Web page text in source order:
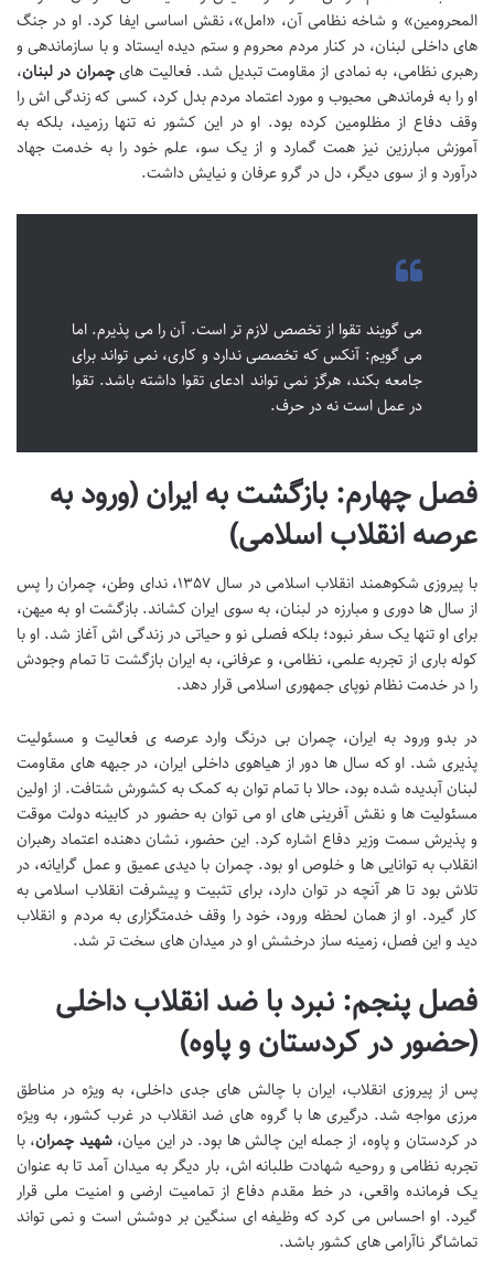
المحرومین» و شاخه نظامی آن، «امل»، نقش اساسی ایفا کرد. او در جنگ
های داخلی لبنان، در کنار مردم محروم و ستم دیده ایستاد و با سازماندهی و
رهبری نظامی، به نمادی از مقاومت تبدیل شد. فعالیت هایچمران در لبنان،
او را به فرماندهی محبوب و مورد اعتماد مردم بدل کرد، کسی که زندگی اش را
وقف دفاع از مظلومین کرده بود. او در این کشور نه تنها رزمید، بلکه به
آموزش مبارزین نیز همت گمارد و از یک سو، علم خود را به خدمت جهاد
درآورد و از سوی دیگر، دل در گرو عرفان و نیایش داشت.
می گویند تقوا از تخصص لازم تر است. آن را می پذیرم. اما
می گویم: آنکس که تخصصی ندارد و کاری، نمی تواند برای
جامعه بکند، هرگز نمی تواند ادعای تقوا داشته باشد. تقوا
در عمل است نه در حرف.
فصل چهارم: بازگشت به ایران (ورود به
عرصه انقلاب اسلامی)
با پیروزی شکوهمند انقلاب اسلامی در سال ۱۳۵۷، ندای وطن، چمران را پس
از سال ها دوری و مبارزه در لبنان، به سوی ایران کشاند. بازگشت او به میهن،
برای او تنها یک سفر نبود؛ بلکه فصلی نو و حیاتی در زندگی اش آغاز شد. او با
کوله باری از تجربه علمی، نظامی، و عرفانی، به ایران بازگشت تا تمام وجودش
را در خدمت نظام نوپای جمهوری اسلامی قرار دهد.
در بدو ورود به ایران، چمران بی درنگ وارد عرصه ی فعالیت و مسئولیت
پذیری شد. او که سال ها دور از هیاهوی داخلی ایران، در جبهه های مقاومت
لبنان آبدیده شده بود، حالا با تمام توان به کمک به کشورش شتافت. از اولین
مسئولیت ها و نقش آفرینی های او می توان به حضور در کابینه دولت موقت
و پذیرش سمت وزیر دفاع اشاره کرد. این حضور، نشان دهنده اعتماد رهبران
انقلاب به توانایی ها و خلوص او بود. چمران با دیدی عمیق و عمل گرایانه، در
تلاش بود تا هر آنچه در توان دارد، برای تثبیت و پیشرفت انقلاب اسلامی به
کار گیرد. او از همان لحظه ورود، خود را وقف خدمتگزاری به مردم و انقلاب
دید و این فصل، زمینه ساز درخشش او در میدان های سخت تر شد.
فصل پنجم: نبرد با ضد انقلاب داخلی
(حضور در کردستان و پاوه)
پس از پیروزی انقلاب، ایران با چالش های جدی داخلی، به ویژه در مناطق
مرزی مواجه شد. درگیری ها با گروه های ضد انقلاب در غرب کشور، به ویژه
در کردستان و پاوه، از جمله این چالش ها بود. در این میان،شهید چمران، با
تجربه نظامی و روحیه شهادت طلبانه اش، بار دیگر به میدان آمد تا به عنوان
یک فرمانده واقعی، در خط مقدم دفاع از تمامیت ارضی و امنیت ملی قرار
گیرد. او احساس می کرد که وظیفه ای سنگین بر دوشش است و نمی تواند
تماشاگر ناآرامی های کشور باشد.